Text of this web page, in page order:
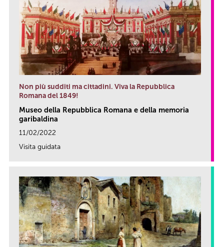
Non più sudditi ma cittadini. Viva la Repubblica
Romana del 1849!
Museo della Repubblica Romana e della memoria
garibaldina
11/02/2022
Visita guidata